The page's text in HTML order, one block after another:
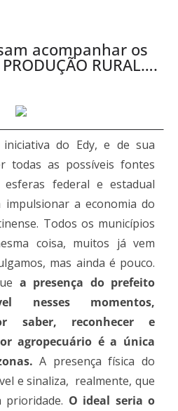
acompanhar os
PRODUÇÃO RURAL….
do Edy, e de sua
todas as possíveis fontes
esferas federal e estadual
impulsionar a economia do
Todos os municípios
coisa, muitos já vem
mas ainda é pouco.
a presença do prefeito
nesses momentos,
saber, reconhecer e
agropecuário é a única
A presença física do
e sinaliza, realmente, que
O ideal seria o